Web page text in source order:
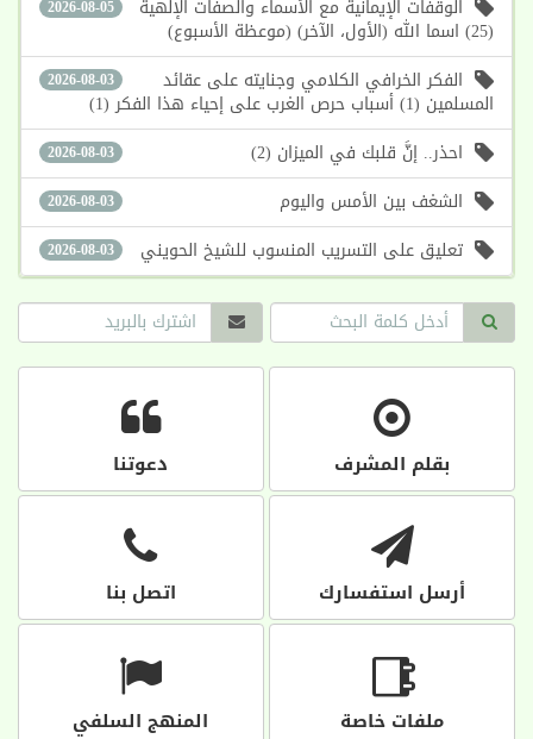
2026-08-05 الوقفات الإيمانية مع الأسماء والصفات الإلهية
(25) اسما الله (الأول، الآخر) (موعظة الأسبوع)
2026-08-03 الفكر الخرافي الكلامي وجنايته على عقائد
المسلمين (1) أسباب حرص الغرب على إحياء هذا الفكر (1)
2026-08-03 احذر.. إنَّ قلبك في الميزان (2)
2026-08-03 الشغف بين الأمس واليوم
2026-08-03 تعليق على التسريب المنسوب للشيخ الحويني
بقلم المشرف دعوتنا
أرسل استفسارك اتصل بنا
ملفات خاصة المنهج السلفي